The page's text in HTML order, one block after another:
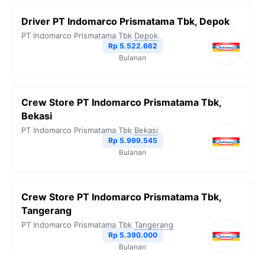
o
e
r
A
i
n
k
Driver PT Indomarco Prismatama Tbk, Depok
PT Indomarco Prismatama Tbk Depok
Rp 5.522.662
Bulanan
Crew Store PT Indomarco Prismatama Tbk,
Bekasi
PT Indomarco Prismatama Tbk Bekasi
Rp 5.999.545
Bulanan
Crew Store PT Indomarco Prismatama Tbk,
Tangerang
PT Indomarco Prismatama Tbk Tangerang
Rp 5.390.000
Bulanan